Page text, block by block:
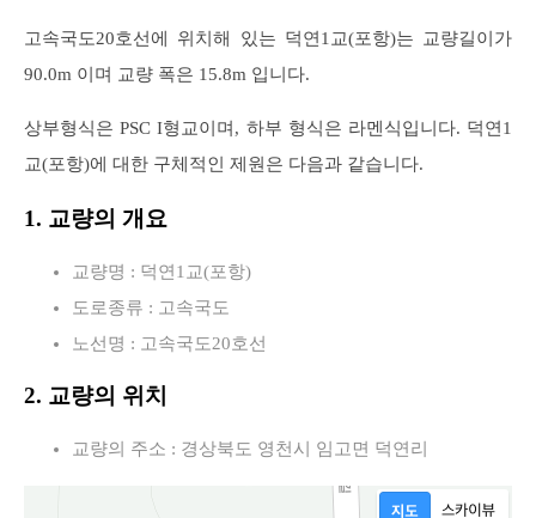
고속국도20호선에 위치해 있는 덕연1교(포항)는 교량길이가
90.0m 이며 교량 폭은 15.8m 입니다.
상부형식은 PSC I형교이며, 하부 형식은 라멘식입니다. 덕연1
교(포항)에 대한 구체적인 제원은 다음과 같습니다.
1. 교량의 개요
교량명 : 덕연1교(포항)
도로종류 : 고속국도
노선명 : 고속국도20호선
2. 교량의 위치
교량의 주소 : 경상북도 영천시 임고면 덕연리